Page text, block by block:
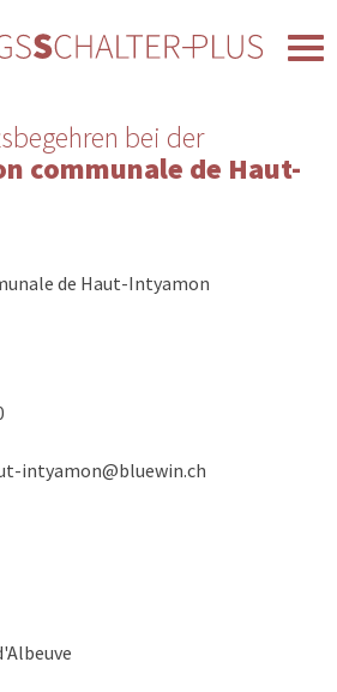
bei der
communale de Haut-
de Haut-Intyamon
intyamon@bluewin.ch